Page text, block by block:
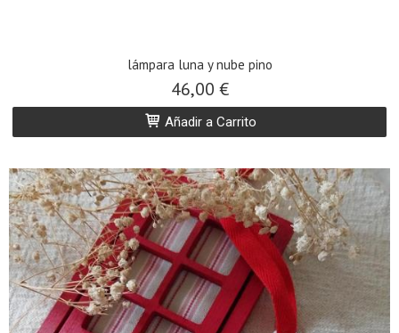
lámpara luna y nube pino
46,00 €
Añadir a Carrito